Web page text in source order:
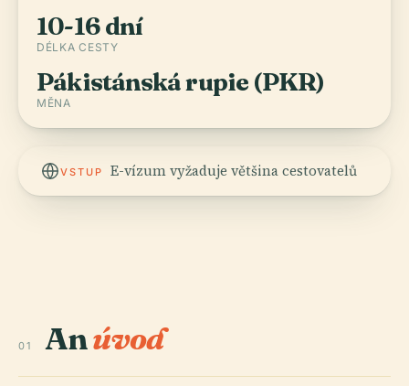
10-16 dní
DÉLKA CESTY
Pákistánská rupie (PKR)
MĚNA
VSTUP E-vízum vyžaduje většina cestovatelů
01 Anúvod